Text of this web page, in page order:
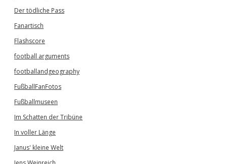
Der tödliche Pass
Fanartisch
Flashscore
football arguments
footballandgeography
FußballFanFotos
Fußballmuseen
Im Schatten der Tribüne
In voller Länge
Janus' kleine Welt